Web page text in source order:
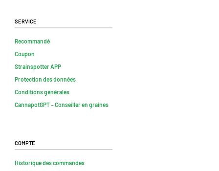
Service
Recommandé
Coupon
Strainspotter APP
Protection des données
Conditions générales
CannapotGPT – Conseiller en graines
Compte
Historique des commandes